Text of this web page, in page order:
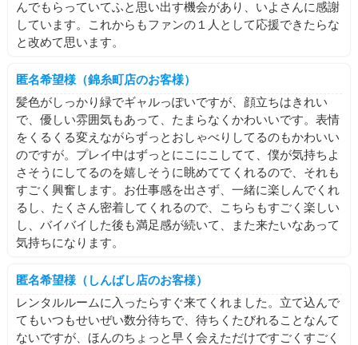
んでもらっていてふと思い出す機会があり、いよさんに感謝
しています。これからもファンの１人として応援できたらな
と改めて思います。
匿名希望様（錦糸町店のお客様）
髪色がしっかり緑でギャルっぽいですが、顔立ちはきれい
で、優しい雰囲気もあって、たまらなくかわいいです。表情
をくるくる変えながらずっとおしゃべりしてるのもかわいい
のですが。プレイ中はずっとにこにこしてて、僕が気持ちよ
さそうにしてるのを嬉しそうに眺めててくれるので、それも
すごく興奮します。お仕事感を出さず、一緒に楽しんでくれ
るし、たくさん密着してくれるので、こちらもすごく楽しい
し、バイバイした後も満足感が続いて、また来たいなあって
気持ちになります。
匿名希望様（しんばし店のお客様）
レンタルルームに入ったらすぐ来てくれました。立て込んで
てもいつもせいぜい数分待ちで、待ちくたびれることなんて
ないですが、ほんのちょっと早く会えただけですごくすごく